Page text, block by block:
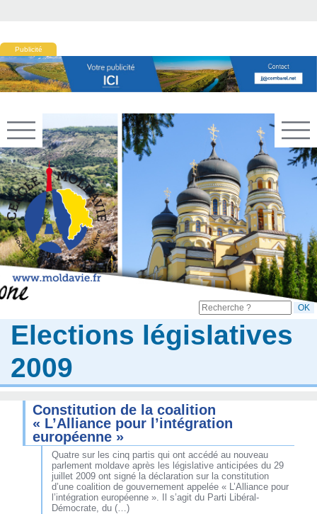
Publicité
Elections législatives
2009
Constitution de la coalition
« L’Alliance pour l’intégration
européenne »
Quatre sur les cinq partis qui ont accédé au nouveau
parlement moldave après les législative anticipées du 29
juillet 2009 ont signé la déclaration sur la constitution
d’une coalition de gouvernement appelée « L’Alliance pour
l’intégration européenne ». Il s’agit du Parti Libéral-
Démocrate, du (…)